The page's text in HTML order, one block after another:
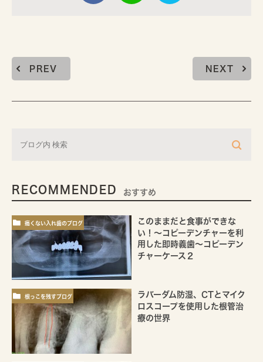
PREV NEXT
RECOMMENDED おすすめ
痛くない入れ歯のブログ
このままだと食事ができな
い！～コピーデンチャーを利
用した即時義歯～コピーデン
チャーケース２
根っこを残すブログ
ラバーダム防湿、CTとマイク
ロスコープを使用した根管治
療の世界